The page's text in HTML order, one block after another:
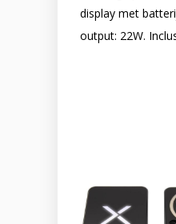
display met
output: 22W.